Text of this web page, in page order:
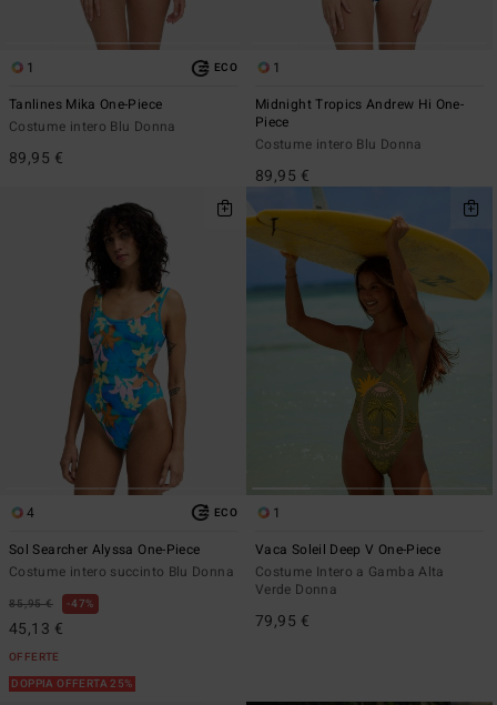
1 ECO
Tanlines Mika One-Piece
Costume intero Blu Donna
89,95 €
1
Midnight Tropics Andrew Hi One-
Piece
Costume intero Blu Donna
89,95 €
4 ECO
Sol Searcher Alyssa One-Piece
Costume intero succinto Blu Donna
85,95 € 47%
45,13 €
OFFERTE
DOPPIA OFFERTA 25%
1
Vaca Soleil Deep V One-Piece
Costume Intero a Gamba Alta
Verde Donna
79,95 €